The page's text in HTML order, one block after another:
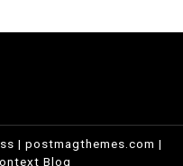
| postmagthemes.com |
Blog